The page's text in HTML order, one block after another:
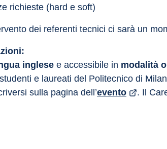
richieste (hard e soft)
dei referenti tecnici ci sarà un
inglese e accessibile in modalità
e laureati del Politecnico di
sulla pagina dell’evento
. Il